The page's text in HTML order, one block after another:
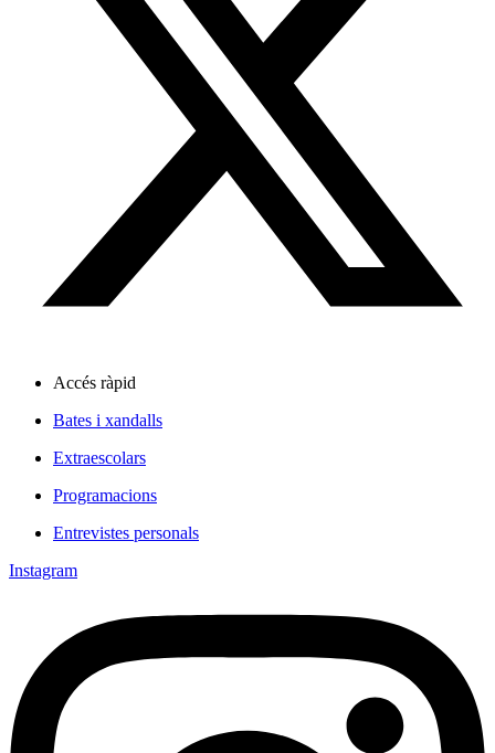
Accés ràpid
Bates i xandalls
Extraescolars
Programacions
Entrevistes personals
Instagram